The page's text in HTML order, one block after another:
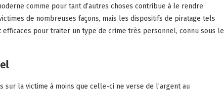
comme pour tant d’autres choses contribue à le rendre
de nombreuses façons, mais les dispositifs de piratage tels
pour traiter un type de crime très personnel, connu sous le
sur la victime à moins que celle-ci ne verse de l’argent au